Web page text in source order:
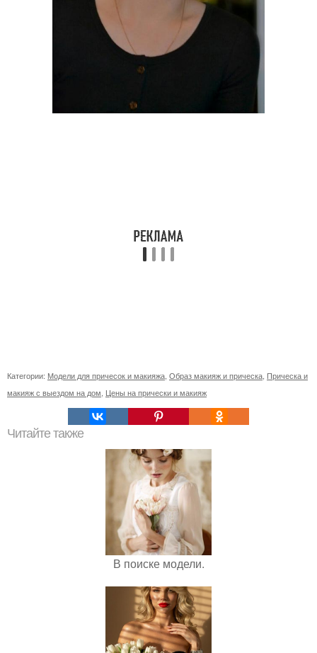
Категории: Модели для причесок и макияжа Образ макияж и прическа Прическа и
макияж с выездом на дом Цены на прически и макияж
Читайте также
В поиске модели.